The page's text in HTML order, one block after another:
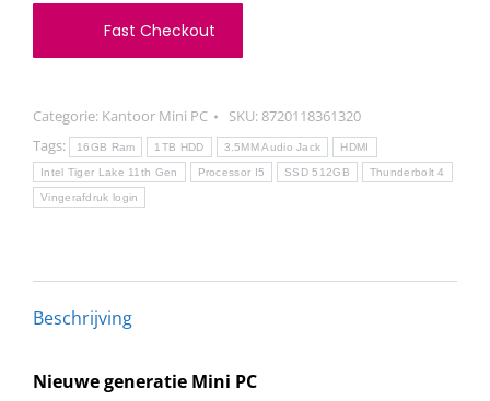
1135G7
–
4.2
GHZ
16GB
+
Fast Checkout
Categorie: Kantoor Mini PC SKU:8720118361320
Tags:
16GB Ram 1TB HDD 3.5MM Audio Jack HDMI
Intel Tiger Lake 11th Gen Processor I5 SSD 512GB Thunderbolt 4
Vingerafdruk login
Beschrijving
Nieuwe generatie Mini PC